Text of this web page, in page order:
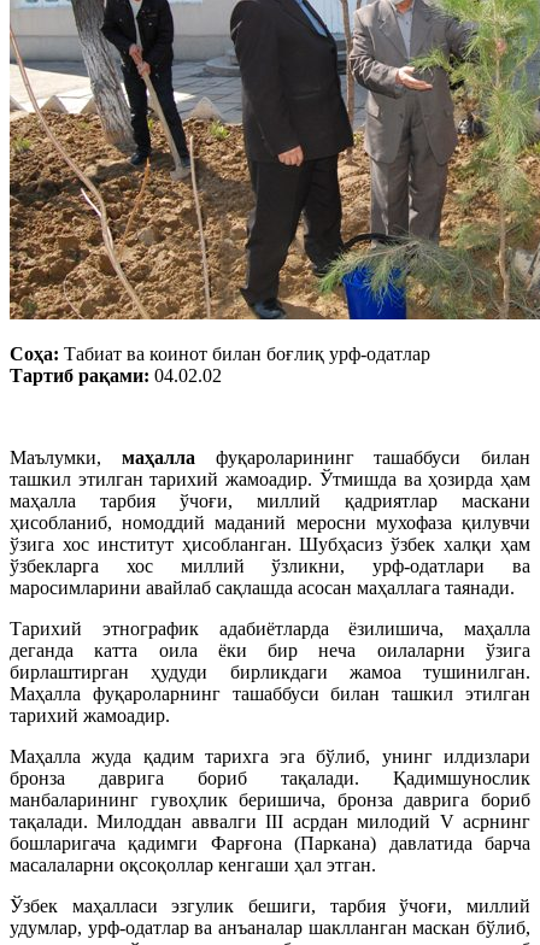
Соҳа: Табиат ва коинот билан боғлиқ урф-одатлар
Тартиб рақами: 04.02.02
Маълумки, маҳалла фуқароларининг ташаббуси билан
ташкил этилган тарихий жамоадир. Ўтмишда ва ҳозирда ҳам
маҳалла тарбия ўчоғи, миллий қадриятлар маскани
ҳисобланиб, номоддий маданий меросни мухофаза қилувчи
ўзига хос институт ҳисобланган. Шубҳасиз ўзбек халқи ҳам
ўзбекларга хос миллий ўзликни, урф-одатлари ва
маросимларини авайлаб сақлашда асосан маҳаллага таянади.
Тарихий этнографик адабиётларда ёзилишича, маҳалла
деганда катта оила ёки бир неча оилаларни ўзига
бирлаштирган ҳудуди бирликдаги жамоа тушинилган.
Маҳалла фуқароларнинг ташаббуси билан ташкил этилган
тарихий жамоадир.
Маҳалла жуда қадим тарихга эга бўлиб, унинг илдизлари
бронза даврига бориб тақалади. Қадимшунослик
манбаларининг гувоҳлик беришича, бронза даврига бориб
тақалади. Милоддан аввалги III асрдан милодий V асрнинг
бошларигача қадимги Фарғона (Паркана) давлатида барча
масалаларни оқсоқоллар кенгаши ҳал этган.
Ўзбек маҳалласи эзгулик бешиги, тарбия ўчоғи, миллий
удумлар, урф-одатлар ва анъаналар шаклланган маскан бўлиб,